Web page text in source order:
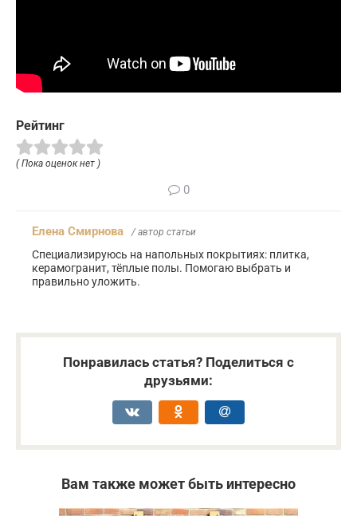
Рейтинг
( Пока оценок нет )
0
Елена Смирнова / автор статьи
Специализируюсь на напольных покрытиях: плитка,
керамогранит, тёплые полы. Помогаю выбрать и
правильно уложить.
Понравилась статья? Поделиться с
друзьями:
Вам также может быть интересно